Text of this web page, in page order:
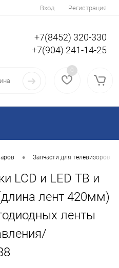
Вход Регистрация
+7(8452) 320-330
+7(904) 241-14-25
0
• Запчасти для телевизоров
LCD и LED ТВ и
лент 420мм)
ленты